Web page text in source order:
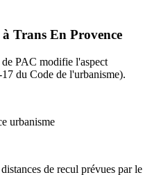
à Trans En Provence
PAC modifie l'aspect
du Code de l'urbanisme).
urbanisme
de recul prévues par le